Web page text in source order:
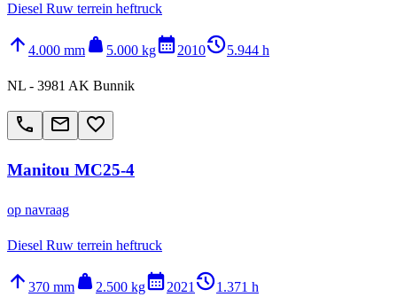
Diesel Ruw terrein heftruck
arrow_upward 4.000 mm weight 5.000 kgcalendar_month2010history_25.944 h
NL - 3981 AK Bunnik
call email favorite_border
Manitou MC25-4
op navraag
Diesel Ruw terrein heftruck
arrow_upward 370 mm weight 2.500 kgcalendar_month2021 history_21.371 h